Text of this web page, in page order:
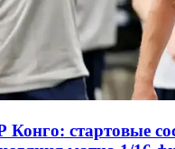
Конго: стартовые